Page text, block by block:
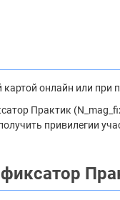
онлайн или при
Практик
привилегии